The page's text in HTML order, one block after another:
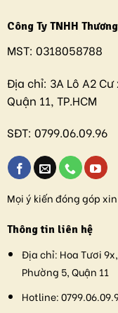
Công Ty TNHH
MST: 0318058788
Địa chỉ: 3A Lô A2
Quận 11, TP.HCM
SĐT: 0799.06.09.96
Mọi ý kiến đóng góp
Thông tin liên hệ
Địa chỉ: Hoa Tươi
Phường 5, Quận 11
Hotline: